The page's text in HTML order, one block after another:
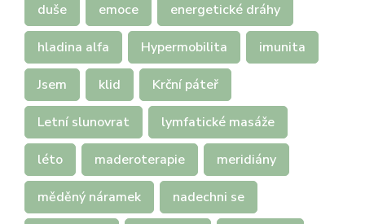
duše emoce energetické dráhy
hladina alfa Hypermobilita imunita
Jsem klid Krční páteř
Letní slunovrat lymfatické masáže
léto maderoterapie meridiány
měděný náramek nadechni se